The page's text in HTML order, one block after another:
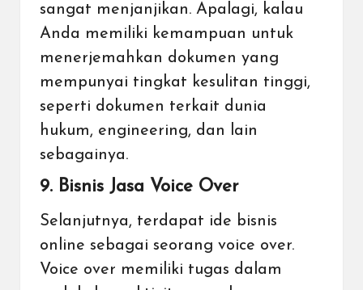
sangat menjanjikan. Apalagi, kalau
Anda memiliki kemampuan untuk
menerjemahkan dokumen yang
mempunyai tingkat kesulitan tinggi,
seperti dokumen terkait dunia
hukum, engineering, dan lain
sebagainya.
9. Bisnis Jasa Voice Over
Selanjutnya, terdapat ide bisnis
online sebagai seorang voice over.
Voice over memiliki tugas dalam